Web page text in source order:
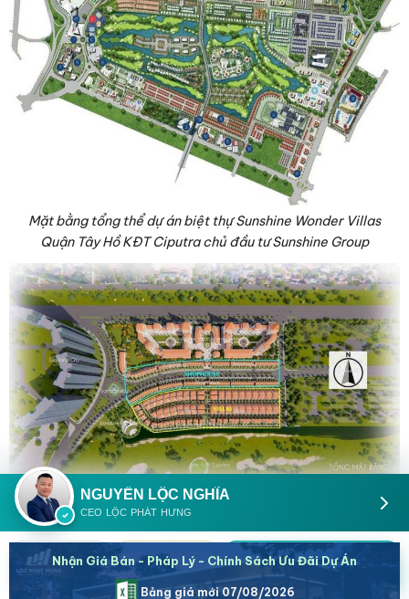
Mặt bằng tổng thể dự án biệt thự Sunshine Wonder Villas
Quận Tây Hồ KĐT Ciputra chủ đầu tư Sunshine Group
Mặt bằng các phân khu dự án biệt thự Sunshine Wonder
Villas Quận Tây Hồ KĐT Ciputra chủ đầu tư Sunshine Group
Nhận Giá Bán - Pháp Lý - Chính Sách Ưu Đãi Dự Án
Bảng giá mới 07/08/2026
NGUYỄN LỘC NGHĨA
CEO LỘC PHÁT HƯNG
Zalo Zalo Báo giá 0933098890